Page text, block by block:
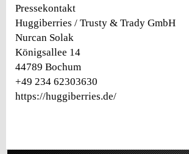
Pressekontakt
Huggiberries / Trusty & Trady GmbH
Nurcan Solak
Königsallee 14
44789 Bochum
+49 234 62303630
https://huggiberries.de/